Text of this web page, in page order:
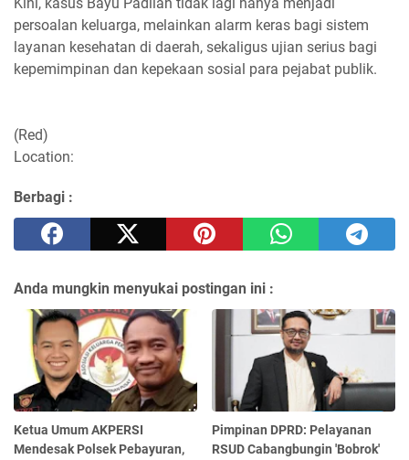
persoalan keluarga, melainkan alarm keras bagi sistem
layanan kesehatan di daerah, sekaligus ujian serius bagi
kepemimpinan dan kepekaan sosial para pejabat publik.
(Red)
Location:
Berbagi :
Anda mungkin menyukai postingan ini :
Ketua Umum AKPERSI
Mendesak Polsek Pebayuran,
Pimpinan DPRD: Pelayanan
RSUD Cabangbungin 'Bobrok'